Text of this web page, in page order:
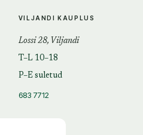
VILJANDI KAUPLUS
Lossi 28, Viljandi
T–L 10–18
P–E suletud
683 7712